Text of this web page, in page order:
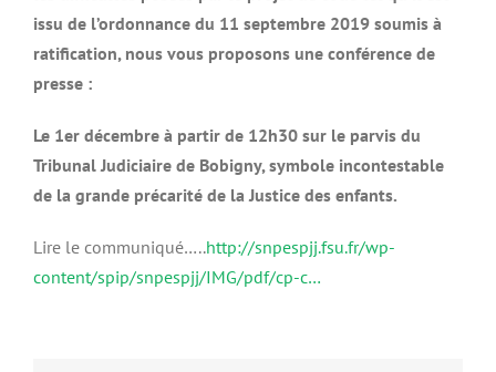
issu de l’ordonnance du 11 septembre 2019 soumis à
ratification, nous vous proposons une conférence de
presse :
Le 1er décembre à partir de 12h30 sur le parvis du
Tribunal Judiciaire de Bobigny, symbole incontestable
de la grande précarité de la Justice des enfants.
Lire le communiqué…..http://snpespjj.fsu.fr/wp-
content/spip/snpespjj/IMG/pdf/cp-c…